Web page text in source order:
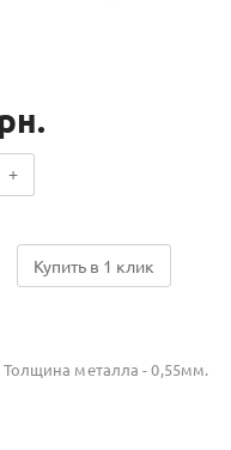
+
Купить в 1 клик
металла - 0,55мм.